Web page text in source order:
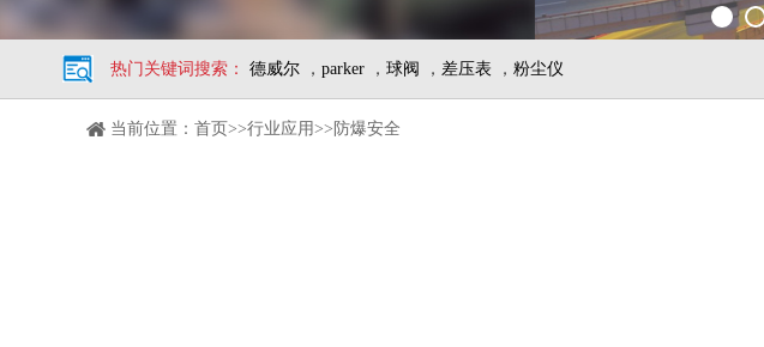
热门关键词搜索： 德威尔 ， parker ， 球阀 ， 差压表 ， 粉尘仪
当前位置： 首页 >>行业应用>>防爆安全